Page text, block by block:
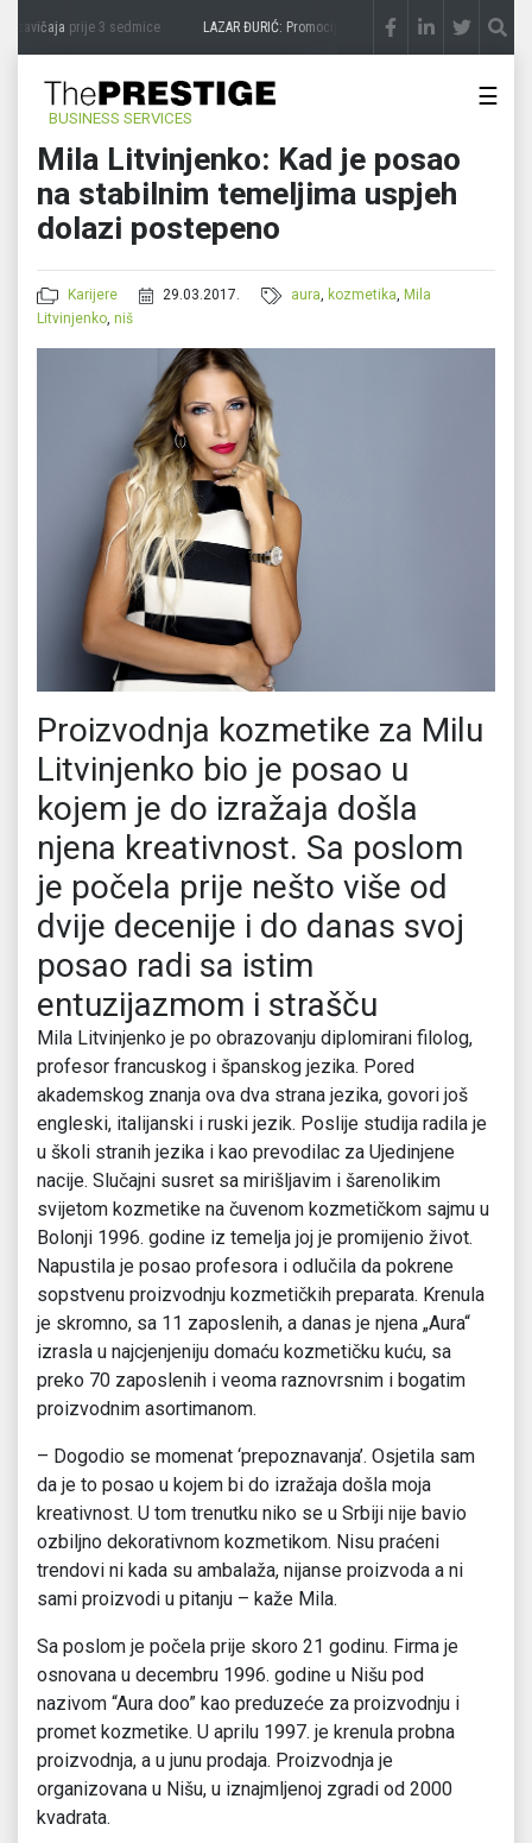
zavičajaprije 3 sedmice LAZAR ĐURIĆ: Promocija potencijal pretvara u destinaciju
BUSINESS SERVICES
☰
Mila Litvinjenko: Kad je posao
na stabilnim temeljima uspjeh
dolazi postepeno
Karijere 29.03.2017. aura, kozmetika,Mila
Litvinjenko, niš
Proizvodnja kozmetike za Milu
Litvinjenko bio je posao u
kojem je do izražaja došla
njena kreativnost. Sa poslom
je počela prije nešto više od
dvije decenije i do danas svoj
posao radi sa istim
entuzijazmom i strašču
Mila Litvinjenko je po obrazovanju diplomirani filolog,
profesor francuskog i španskog jezika. Pored
akademskog znanja ova dva strana jezika, govori još
engleski, italijanski i ruski jezik. Poslije studija radila je
u školi stranih jezika i kao prevodilac za Ujedinjene
nacije. Slučajni susret sa mirišljavim i šarenolikim
svijetom kozmetike na čuvenom kozmetičkom sajmu u
Bolonji 1996. godine iz temelja joj je promijenio život.
Napustila je posao profesora i odlučila da pokrene
sopstvenu proizvodnju kozmetičkih preparata. Krenula
je skromno, sa 11 zaposlenih, a danas je njena „Aura“
izrasla u najcjenjeniju domaću kozmetičku kuću, sa
preko 70 zaposlenih i veoma raznovrsnim i bogatim
proizvodnim asortimanom.
– Dogodio se momenat ‘prepoznavanja’. Osjetila sam
da je to posao u kojem bi do izražaja došla moja
kreativnost. U tom trenutku niko se u Srbiji nije bavio
ozbiljno dekorativnom kozmetikom. Nisu praćeni
trendovi ni kada su ambalaža, nijanse proizvoda a ni
sami proizvodi u pitanju – kaže Mila.
Sa poslom je počela prije skoro 21 godinu. Firma je
osnovana u decembru 1996. godine u Nišu pod
nazivom “Aura doo” kao preduzeće za proizvodnju i
promet kozmetike. U aprilu 1997. je krenula probna
proizvodnja, a u junu prodaja. Proizvodnja je
organizovana u Nišu, u iznajmljenoj zgradi od 2000
kvadrata.